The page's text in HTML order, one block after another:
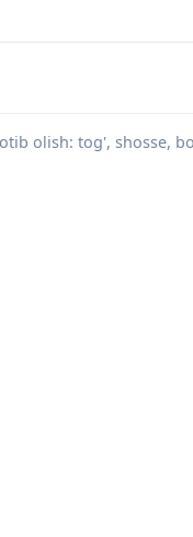
olish: tog', shosse,